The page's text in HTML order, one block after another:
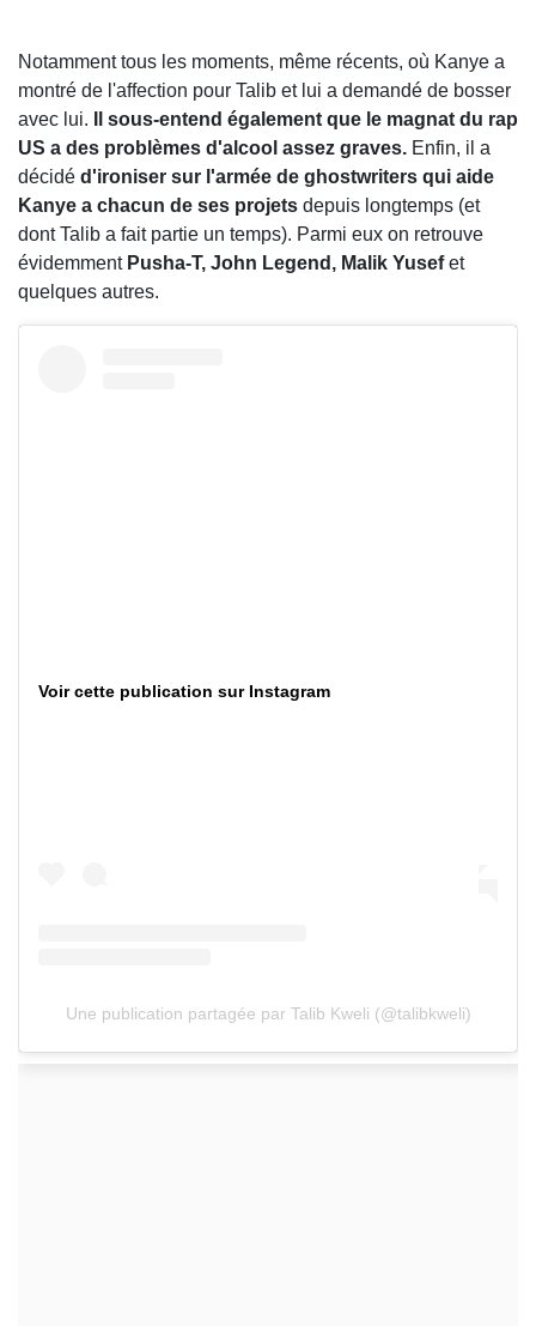
Notamment tous les moments, même récents, où Kanye a
montré de l'affection pour Talib et lui a demandé de bosser
avec lui.
Il sous-entend également que le magnat du rap
US a des problèmes d'alcool assez graves. Enfin, il a
décidé d'ironiser sur l'armée de ghostwriters qui aide
Kanye a chacun de ses projets depuis longtemps (et
dont Talib a fait partie un temps). Parmi eux on retrouve
évidemment Pusha-T, John Legend, Malik Yusefet
quelques autres.
Voir cette publication sur Instagram
Une publication partagée par Talib Kweli (@talibkweli)